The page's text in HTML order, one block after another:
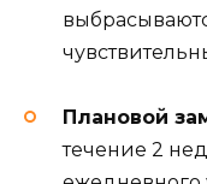
Плановой
течение 2